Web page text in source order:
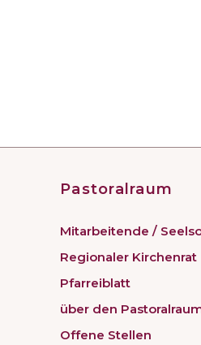
Pastoralraum
Mitarbeitende /
Regionaler Kirchenrat
Pfarreiblatt
über den
Offene Stellen